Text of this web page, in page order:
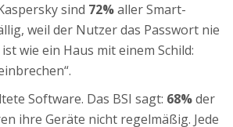
sind 72%aller Smart-
weil der Nutzer das Passwort nie
wie ein Haus mit einem Schild:
Software. Das BSI sagt: 68%der
ihre Geräte nicht regelmäßig. Jede